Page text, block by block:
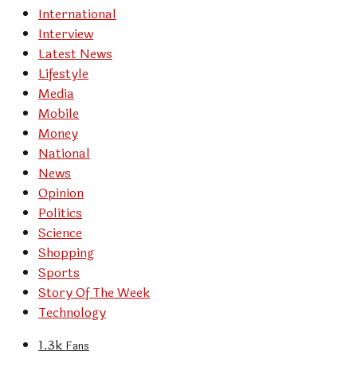
International
Interview
Latest News
Lifestyle
Media
Mobile
Money
National
News
Opinion
Politics
Science
Shopping
Sports
Story Of The Week
Technology
1.3kFans